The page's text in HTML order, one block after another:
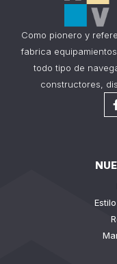
Como pionero y
fabrica
todo tipo de
constructores,